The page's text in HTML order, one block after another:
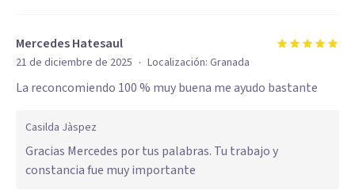
Mercedes Hatesaul
21 de diciembre de 2025 · Localización: Granada
La reconcomiendo 100 % muy buena me ayudo bastante
Casilda Jàspez
Gracias Mercedes por tus palabras. Tu trabajo y
constancia fue muy importante